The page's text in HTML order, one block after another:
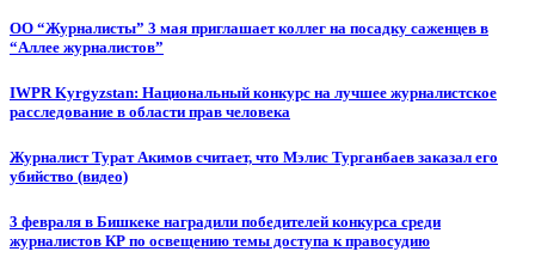
ОО “Журналисты” 3 мая приглашает коллег на посадку саженцев в
“Аллее журналистов”
IWPR Kyrgyzstan: Национальный конкурс на лучшее журналистское
расследование в области прав человека
Журналист Турат Акимов считает, что Мэлис Турганбаев заказал его
убийство (видео)
3 февраля в Бишкеке наградили победителей конкурса среди
журналистов КР по освещению темы доступа к правосудию